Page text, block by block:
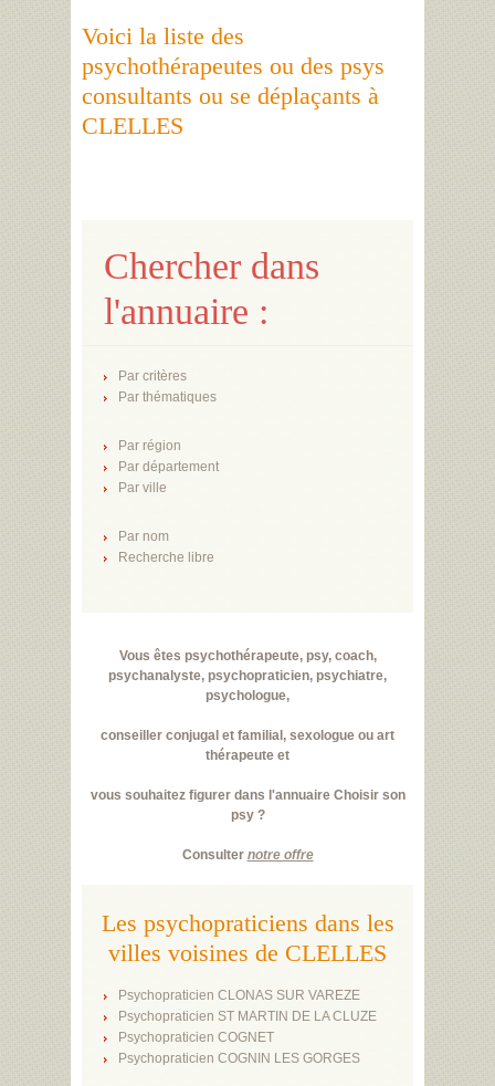
Voici la liste des
psychothérapeutes ou des psys
consultants ou se déplaçants à
CLELLES
Chercher dans
l'annuaire :
Par critères
Par thématiques
Par région
Par département
Par ville
Par nom
Recherche libre
Vous êtes psychothérapeute, psy, coach,
psychanalyste, psychopraticien, psychiatre,
psychologue,
conseiller conjugal et familial, sexologue ou art
thérapeute et
vous souhaitez figurer dans l'annuaire Choisir son
psy ?
Consulter notre offre
Les psychopraticiens dans les
villes voisines de CLELLES
Psychopraticien CLONAS SUR VAREZE
Psychopraticien ST MARTIN DE LA CLUZE
Psychopraticien COGNET
Psychopraticien COGNIN LES GORGES